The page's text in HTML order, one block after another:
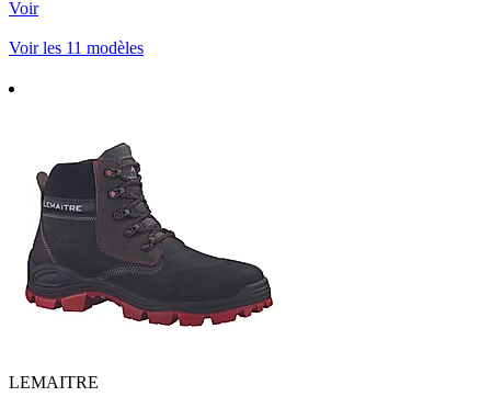
Voir
Voir les 11 modèles
LEMAITRE